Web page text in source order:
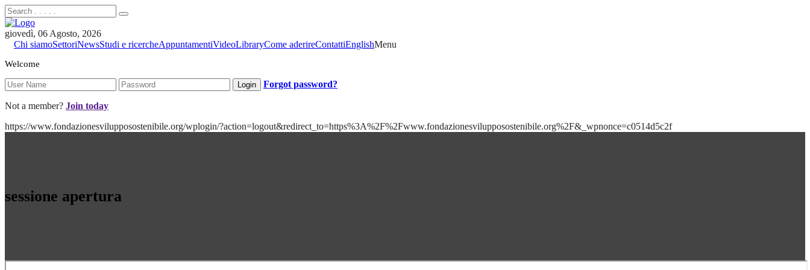
giovedì, 06 Agosto, 2026
Chi siamoSettoriNewsStudi e ricercheAppuntamentiVideoLibraryCome aderireContattiEnglishMenu
Welcome
Forgot password?
Not a member? Join today
https://www.fondazionesvilupposostenibile.org/wplogin/?action=logout&redirect_to=https%3A%2F%2Fwww.fondazionesvilupposostenibile.org%2F&_wpnonce=c0514d5c2f
sessione apertura